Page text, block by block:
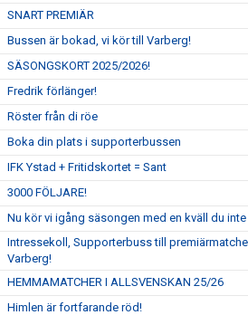
SNART PREMIÄR
Bussen är bokad, vi kör till Varberg!
SÄSONGSKORT 2025/2026!
Fredrik förlänger!
Röster från di röe
Boka din plats i supporterbussen
IFK Ystad + Fritidskortet = Sant
3000 FÖLJARE!
Nu kör vi igång säsongen med en kväll du
Intressekoll, Supporterbuss till
Varberg!
HEMMAMATCHER I ALLSVENSKAN 25/26
Himlen är fortfarande röd!